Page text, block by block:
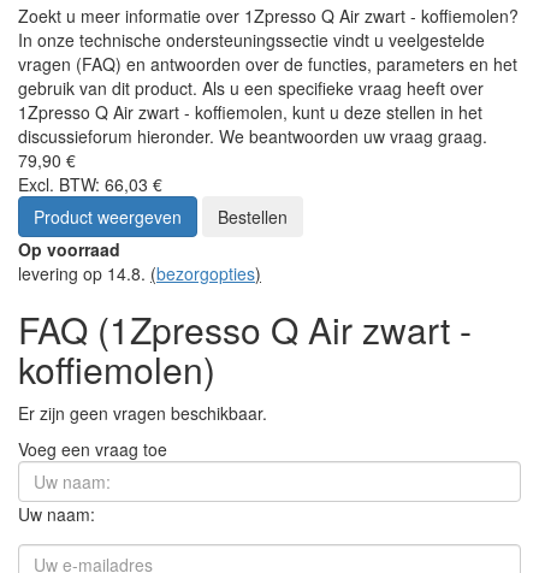
Zoekt u meer informatie over 1Zpresso Q Air zwart - koffiemolen?
In onze technische ondersteuningssectie vindt u veelgestelde
vragen (FAQ) en antwoorden over de functies, parameters en het
gebruik van dit product. Als u een specifieke vraag heeft over
1Zpresso Q Air zwart - koffiemolen, kunt u deze stellen in het
discussieforum hieronder. We beantwoorden uw vraag graag.
79,90 €
Excl. BTW: 66,03 €
Product weergeven
Bestellen
Op voorraad
levering op 14.8. (bezorgopties)
FAQ (1Zpresso Q Air zwart -
koffiemolen)
Er zijn geen vragen beschikbaar.
Voeg een vraag toe
Uw naam: